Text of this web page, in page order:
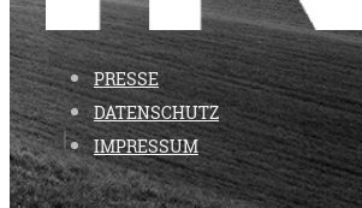
PRESSE
DATENSCHUTZ
IMPRESSUM